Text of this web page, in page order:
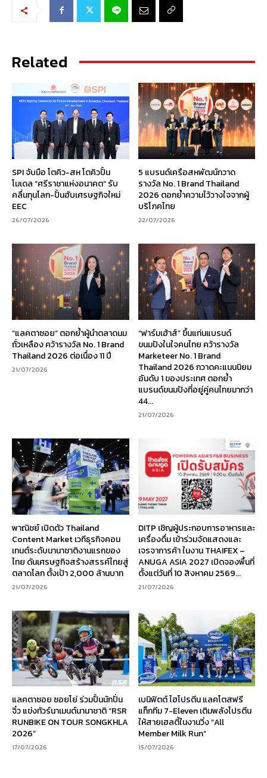
Related
SPI จับมือ โตคิว-สห โตคิวปั้น
โมเดล “ศรีราชาแห่งอนาคต” รับ
คลื่นทุนโลก-ปั้นฮับเศรษฐกิจใหม่
EEC
26/07/2026
5 แบรนด์เครือสหพัฒน์กวาด
รางวัล No. 1 Brand Thailand
2026 ตอกย้ำความไว้วางใจจากผู้
บริโภคไทย
22/07/2026
“แลคตาซอย” ตอกย้ำผู้นำตลาดนม
ถั่วเหลือง คว้ารางวัล No. 1 Brand
Thailand 2026 ต่อเนื่อง 11 ปี
21/07/2026
“ฟาร์มเฮ้าส์” ขึ้นแท่นแบรนด์
ขนมปังในใจคนไทย คว้ารางวัล
Marketeer No. 1 Brand
Thailand 2026 กวาดคะแนนนิยม
อันดับ 1 ของประเทศ ตอกย้ำ
แบรนด์ขนมปังที่อยู่คู่คนไทยมากว่า
44...
21/07/2026
พาณิชย์ เปิดตัว Thailand
Content Market เวทีธุรกิจคอน
เทนต์ระดับนานาชาติงานแรกของ
ไทย ดันเศรษฐกิจสร้างสรรค์ไทยสู่
ตลาดโลก ตั้งเป้า 2,000 ล้านบาท
21/07/2026
DITP เชิญผู้ประกอบการอาหารและ
เครื่องดื่ม เข้าร่วมจัดแสดงและ
เจรจาการค้า ในงาน THAIFEX –
ANUGA ASIA 2027 เปิดจองพื้นที่
ตั้งแต่วันที่ 10 สิงหาคม 2569...
21/07/2026
แลคตาซอย ซอยโย่ ร่วมปั้นนักปั่น
จิ๋ว แข่งทัวร์นาเมนต์นานาชาติ “RSR
RUNBIKE ON TOUR SONGKHLA
2026”
17/07/2026
เบนิฟิตต์ ไฮโปรตีน แลคโตสฟรี
แท็กทีม 7-Eleven เติมพลังโปรตีน
ให้สายเฮลตี้ในงานวิ่ง “All
Member Milk Run”
15/07/2026